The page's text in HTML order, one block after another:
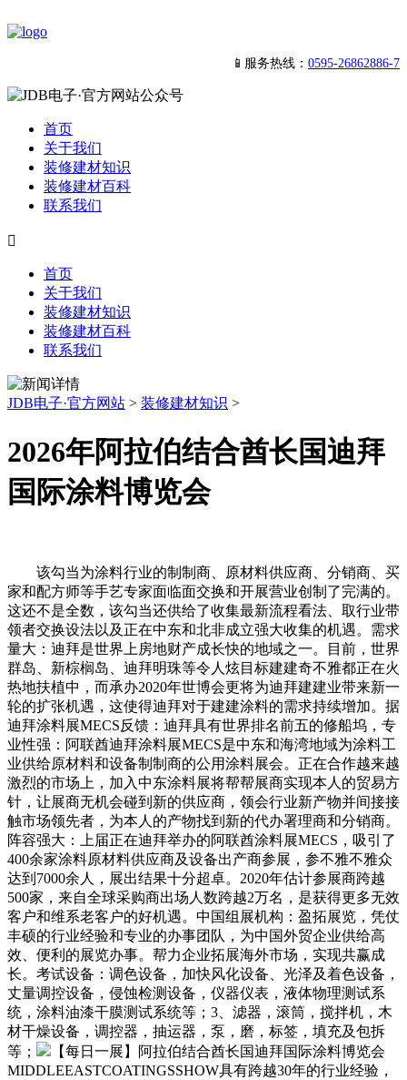
📱服务热线： 0595-26862886-7
首页
关于我们
装修建材知识
装修建材百科
联系我们

首页
关于我们
装修建材知识
装修建材百科
联系我们
JDB电子·官方网站 > 装修建材知识 >
2026年阿拉伯结合酋长国迪拜
国际涂料博览会
该勾当为涂料行业的制制商、原材料供应商、分销商、买
家和配方师等手艺专家面临面交换和开展营业创制了完满的。
这还不是全数，该勾当还供给了收集最新流程看法、取行业带
领者交换设法以及正在中东和北非成立强大收集的机遇。需求
量大：迪拜是世界上房地财产成长快的地域之一。目前，世界
群岛、新棕榈岛、迪拜明珠等令人炫目标建建奇不雅都正在火
热地扶植中，而承办2020年世博会更将为迪拜建建业带来新一
轮的扩张机遇，这使得迪拜对于建建涂料的需求持续增加。据
迪拜涂料展MECS反馈：迪拜具有世界排名前五的修船坞，专
业性强：阿联酋迪拜涂料展MECS是中东和海湾地域为涂料工
业供给原材料和设备制制商的公用涂料展会。正在合作越来越
激烈的市场上，加入中东涂料展将帮帮展商实现本人的贸易方
针，让展商无机会碰到新的供应商，领会行业新产物并间接接
触市场领先者，为本人的产物找到新的代办署理商和分销商。
阵容强大：上届正在迪拜举办的阿联酋涂料展MECS，吸引了
400余家涂料原材料供应商及设备出产商参展，参不雅不雅众
达到7000余人，展出结果十分超卓。2020年估计参展商跨越
500家，来自全球采购商出场人数跨越2万名，是获得更多无效
客户和维系老客户的好机遇。中国组展机构：盈拓展览，凭仗
丰硕的行业经验和专业的办事团队，为中国外贸企业供给高
效、便利的展览办事。帮力企业拓展海外市场，实现共赢成
长。考试设备：调色设备，加快风化设备、光泽及着色设备，
丈量调控设备，侵蚀检测设备，仪器仪表，液体物理测试系
统，涂料油漆干膜测试系统等；3、滤器，滚筒，搅拌机，木
材干燥设备，调控器，抽运器，泵，磨，标签，填充及包拆
等；
【每日一展】阿拉伯结合酋长国迪拜国际涂料博览会
MIDDLEEASTCOATINGSSHOW具有跨越30年的行业经验，